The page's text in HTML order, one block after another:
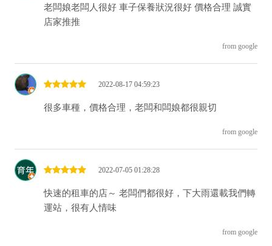
老闆娘老闆人很好 車子保養狀況很好 價格合理 誠實
店家推推
from google
2022-08-17 04:59:23
很多車種，價格合理，老闆和闆娘都很親切
from google
2022-07-05 01:28:28
快速的租車的店～ 老闆們都很好，下大雨還載我們轉
運站，很有人情味
from google